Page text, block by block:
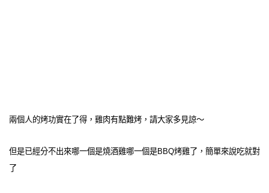
兩個人的烤功實在了得，雞肉有點難烤，請大家多見諒～
但是已經分不出來哪一個是燒酒雞哪一個是BBQ烤雞了，簡單來說吃就對
了